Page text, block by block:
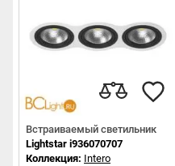
Встраиваемый светильник
Lightstar i936070707
Коллекция: Intero